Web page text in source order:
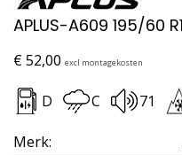
APLUS-A609 195/60
€52,00 excl montagekosten
D C 71
Merk: